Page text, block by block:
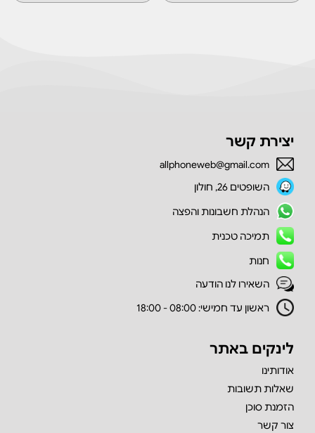
יצירת קשר
allphoneweb@gmail.com
השופטים 26, חולון
הנהלת חשבונות והפצה
תמיכה טכנית
חנות
השאירו לנו הודעה
ראשון עד חמישי: 08:00 - 18:00
לינקים באתר
אודותינו
שאלות תשובות
הזמנת סוכן
צור קשר